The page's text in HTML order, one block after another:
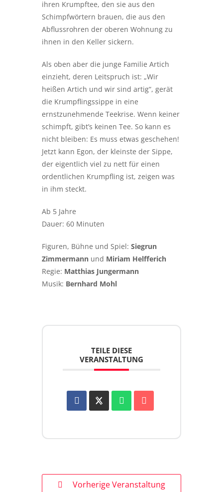
ihren Krumpftee, den sie aus den
Schimpfwörtern brauen, die aus den
Abflussrohren der oberen Wohnung zu
ihnen in den Keller sickern.
Als oben aber die junge Familie Artich
einzieht, deren Leitspruch ist: „Wir
heißen Artich und wir sind artig“, gerät
die Krumpflingssippe in eine
ernstzunehmende Teekrise. Wenn keiner
schimpft, gibt’s keinen Tee. So kann es
nicht bleiben: Es muss etwas geschehen!
Jetzt kann Egon, der kleinste der Sippe,
der eigentlich viel zu nett für einen
ordentlichen Krumpfling ist, zeigen was
in ihm steckt.
Ab 5 Jahre
Dauer: 60 Minuten
Figuren, Bühne und Spiel: Siegrun
Zimmermann und Miriam Helfferich
Regie: Matthias Jungermann
Musik: Bernhard Mohl
TEILE DIESE
VERANSTALTUNG
Vorherige Veranstaltung